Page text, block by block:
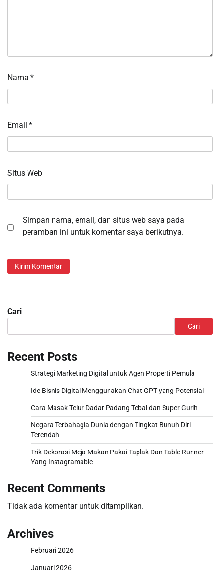
Nama *
Email *
Situs Web
Simpan nama, email, dan situs web saya pada
peramban ini untuk komentar saya berikutnya.
Cari
Cari
Recent Posts
Strategi Marketing Digital untuk Agen Properti Pemula
Ide Bisnis Digital Menggunakan Chat GPT yang Potensial
Cara Masak Telur Dadar Padang Tebal dan Super Gurih
Negara Terbahagia Dunia dengan Tingkat Bunuh Diri
Terendah
Trik Dekorasi Meja Makan Pakai Taplak Dan Table Runner
Yang Instagramable
Recent Comments
Tidak ada komentar untuk ditampilkan.
Archives
Februari 2026
Januari 2026